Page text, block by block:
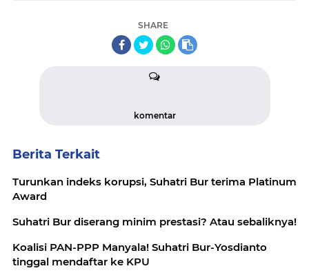
SHARE
komentar
Berita Terkait
Turunkan indeks korupsi, Suhatri Bur terima Platinum
Award
Suhatri Bur diserang minim prestasi? Atau sebaliknya!
Koalisi PAN-PPP Manyala! Suhatri Bur-Yosdianto
tinggal mendaftar ke KPU